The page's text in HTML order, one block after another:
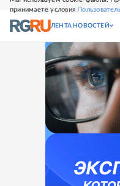
принимаете условия
СВЕЖИЙ НОМЕР
ЛЕНТА НОВОСТЕЙ